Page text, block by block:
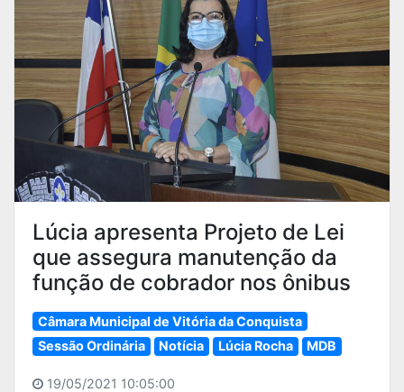
Lúcia apresenta Projeto de Lei
que assegura manutenção da
função de cobrador nos ônibus
Câmara Municipal de Vitória da Conquista
Sessão Ordinária
Notícia Lúcia Rocha MDB
19/05/2021 10:05:00